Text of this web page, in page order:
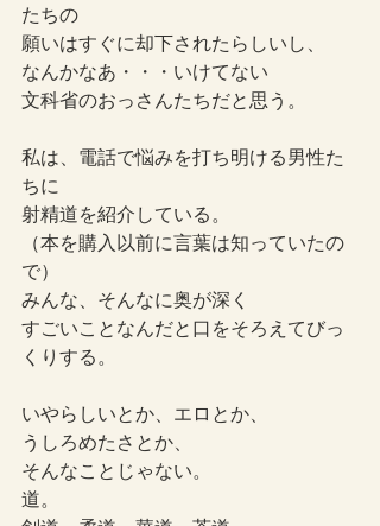
たちの
願いはすぐに却下されたらしいし、
なんかなあ・・・いけてない
文科省のおっさんたちだと思う。
私は、電話で悩みを打ち明ける男性た
ちに
射精道を紹介している。
（本を購入以前に言葉は知っていたの
で）
みんな、そんなに奥が深く
すごいことなんだと口をそろえてびっ
くりする。
いやらしいとか、エロとか、
うしろめたさとか、
そんなことじゃない。
道。